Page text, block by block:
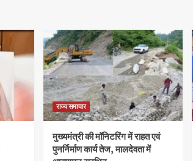
राज्य समाचार
मुख्यमंत्री की मॉनिटरिंग में राहत एवं
पुनर्निर्माण कार्य तेज, मालदेवता में